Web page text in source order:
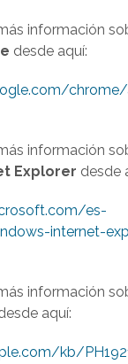
información
desde aquí:
información
Explorer desde
es-
internet-
información
aquí:
kb/